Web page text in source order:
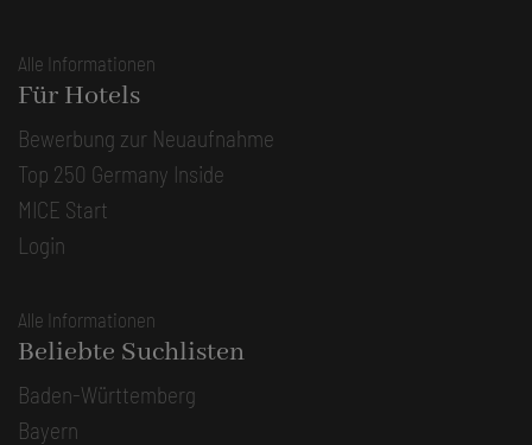
Alle Informationen
Für Hotels
Bewerbung zur Neuaufnahme
Top 250 Germany Inside
MICE Start
Login
Alle Informationen
Beliebte Suchlisten
Baden-Württemberg
Bayern